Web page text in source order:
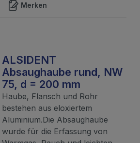
Merken
ALSIDENT
Absaughaube rund, NW
75, d = 200 mm
Haube, Flansch und Rohr
bestehen aus eloxiertem
Aluminium.Die Absaughaube
wurde für die Erfassung von